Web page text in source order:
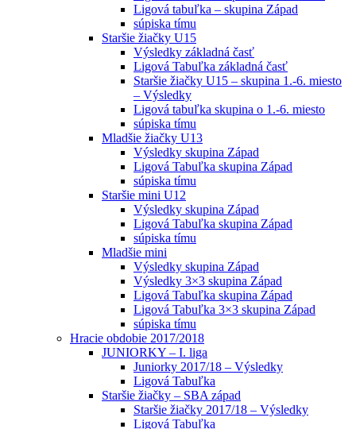
Ligová tabuľka – skupina Západ
súpiska tímu
Staršie žiačky U15
Výsledky základná časť
Ligová Tabuľka základná časť
Staršie žiačky U15 – skupina 1.-6. miesto
– Výsledky
Ligová tabuľka skupina o 1.-6. miesto
súpiska tímu
Mladšie žiačky U13
Výsledky skupina Západ
Ligová Tabuľka skupina Západ
súpiska tímu
Staršie mini U12
Výsledky skupina Západ
Ligová Tabuľka skupina Západ
súpiska tímu
Mladšie mini
Výsledky skupina Západ
Výsledky 3×3 skupina Západ
Ligová Tabuľka skupina Západ
Ligová Tabuľka 3×3 skupina Západ
súpiska tímu
Hracie obdobie 2017/2018
JUNIORKY – I. liga
Juniorky 2017/18 – Výsledky
Ligová Tabuľka
Staršie žiačky – SBA západ
Staršie žiačky 2017/18 – Výsledky
Ligová Tabuľka